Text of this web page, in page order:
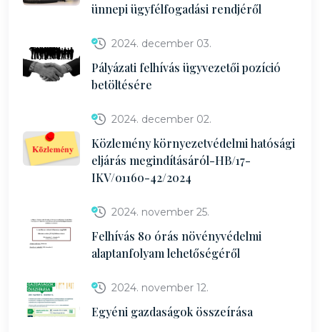
ünnepi ügyfélfogadási rendjéről
2024. december 03.
Pályázati felhívás ügyvezetői pozíció
betöltésére
2024. december 02.
Közlemény környezetvédelmi hatósági
eljárás megindításáról-HB/17-
IKV/01160-42/2024
2024. november 25.
Felhívás 80 órás növényvédelmi
alaptanfolyam lehetőségéről
2024. november 12.
Egyéni gazdaságok összeírása